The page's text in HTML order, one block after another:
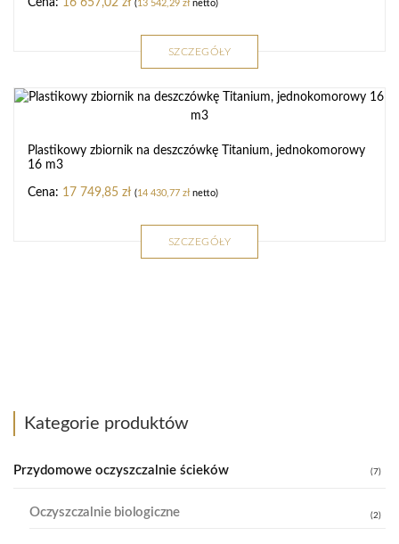
16 657,02 zł (13 542,29 złnetto)
SZCZEGÓŁY
Plastikowy zbiornik na deszczówkę Titanium, jednokomorowy
16 m3
17 749,85 zł (14 430,77 złnetto)
SZCZEGÓŁY
Kategorie produktów
Przydomowe oczyszczalnie ścieków (7)
Oczyszczalnie biologiczne (2)